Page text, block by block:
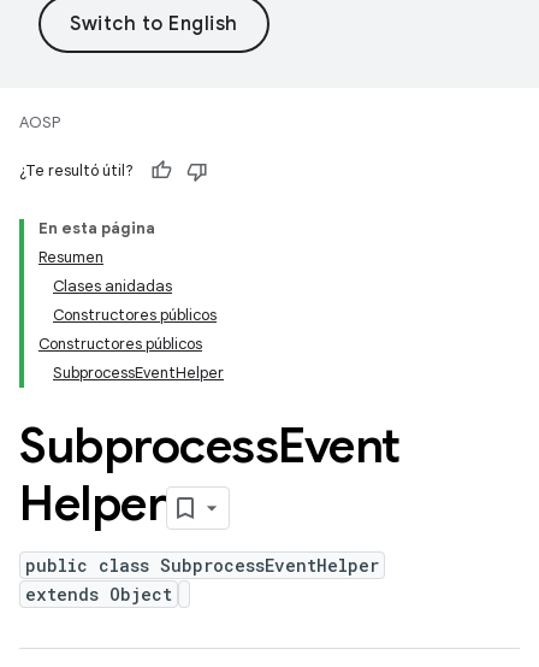
AOSP
¿Te resultó útil?
En esta página
Resumen
Clases anidadas
Constructores públicos
Constructores públicos
SubprocessEventHelper
SubprocessEvent
Helper
public class SubprocessEventHelper
extends Object